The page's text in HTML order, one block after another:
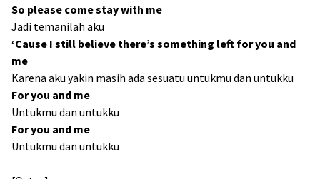
So please come stay with me
Jadi temanilah aku
‘Cause I still believe there’s something left for you and
me
Karena aku yakin masih ada sesuatu untukmu dan untukku
For you and me
Untukmu dan untukku
For you and me
Untukmu dan untukku